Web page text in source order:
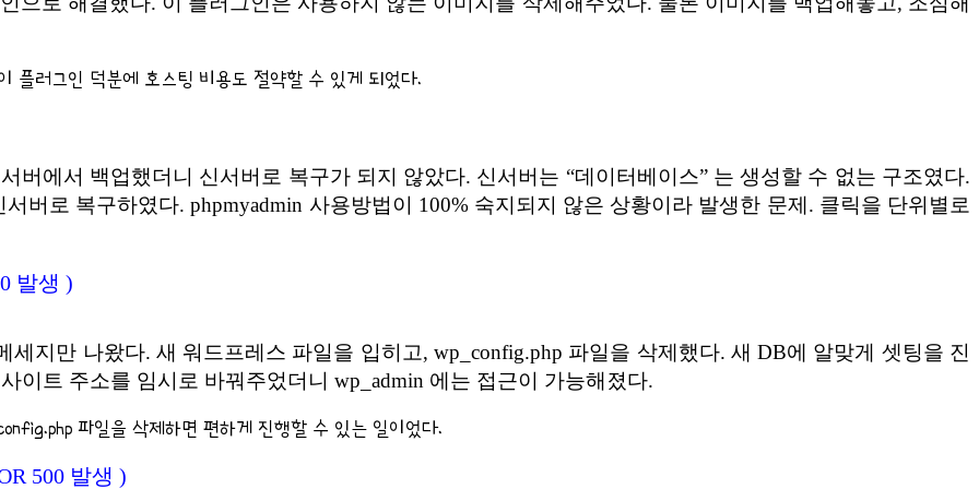
플러그인 덕분에 호스팅 비용도 절약할 수 있게 되었다.
버에서 백업했더니 신서버로 복구가 되지 않았다. 신서버는 “데이터베이스” 는 생성할 수 없는 구조였다.
버로 복구하였다. phpmyadmin 사용방법이 100% 숙지되지 않은 상황이라 발생한 문제. 클릭을 단위별로
발생 )
세지만 나왔다. 새 워드프레스 파일을 입히고, wp_config.php 파일을 삭제했다. 새 DB에 알맞게 셋팅을 진
이트 주소를 임시로 바꿔주었더니 wp_admin 에는 접근이 가능해졌다.
파일을 삭제하면 편하게 진행할 수 있는 일이었다.
500 발생 )